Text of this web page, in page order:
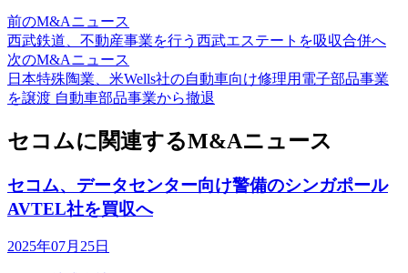
前のM&Aニュース
西武鉄道、不動産事業を行う西武エステートを吸収合併へ
次のM&Aニュース
日本特殊陶業、米Wells社の自動車向け修理用電子部品事業
を譲渡 自動車部品事業から撤退
セコムに関連するM&Aニュース
セコム、データセンター向け警備のシンガポール
AVTEL社を買収へ
2025年07月25日